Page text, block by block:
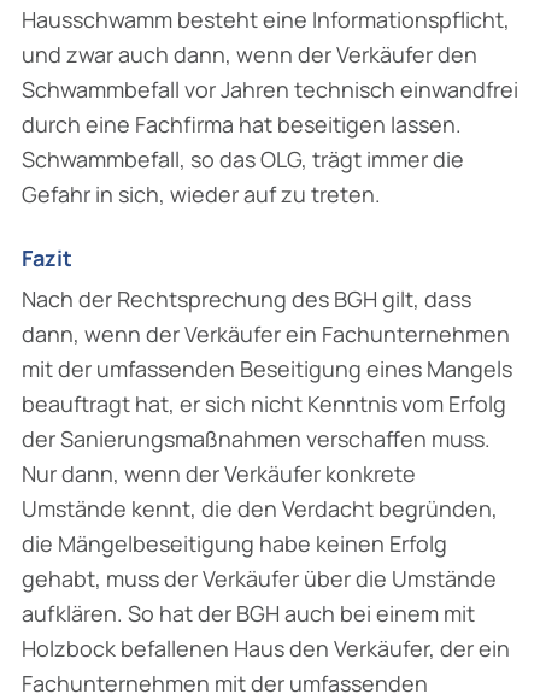
Hausschwamm besteht eine Informationspflicht,
und zwar auch dann, wenn der Verkäufer den
Schwammbefall vor Jahren technisch einwandfrei
durch eine Fachfirma hat beseitigen lassen.
Schwammbefall, so das OLG, trägt immer die
Gefahr in sich, wieder auf zu treten.
Fazit
Nach der Rechtsprechung des BGH gilt, dass
dann, wenn der Verkäufer ein Fachunternehmen
mit der umfassenden Beseitigung eines Mangels
beauftragt hat, er sich nicht Kenntnis vom Erfolg
der Sanierungsmaßnahmen verschaffen muss.
Nur dann, wenn der Verkäufer konkrete
Umstände kennt, die den Verdacht begründen,
die Mängelbeseitigung habe keinen Erfolg
gehabt, muss der Verkäufer über die Umstände
aufklären. So hat der BGH auch bei einem mit
Holzbock befallenen Haus den Verkäufer, der ein
Fachunternehmen mit der umfassenden